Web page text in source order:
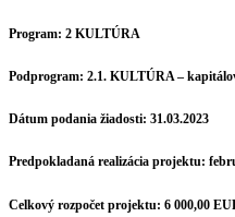
Program: 2 KULTÚRA
Podprogram: 2.1. KULTÚRA –
Dátum podania žiadosti: 31.03.2023
Predpokladaná realizácia projektu:
Celkový rozpočet projektu: 6 000,00